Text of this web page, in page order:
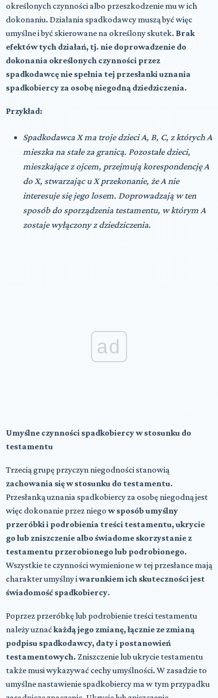
określonych czynności albo przeszkodzenie mu w ich
dokonaniu. Działania spadkodawcy muszą być więc
umyślne i być skierowane na określony skutek. Brak
efektów tych działań, tj. nie doprowadzenie do
dokonania określonych czynności przez
spadkodawcę nie spełnia tej przesłanki uznania
spadkobiercy za osobę niegodną dziedziczenia.
Przykład:
Spadkodawca X ma troje dzieci A, B, C, z których A
mieszka na stałe za granicą. Pozostałe dzieci,
mieszkające z ojcem, przejmują korespondencję A
do X, stwarzając u X przekonanie, że A nie
interesuje się jego losem. Doprowadzają w ten
sposób do sporządzenia testamentu, w którym A
zostaje wyłączony z dziedziczenia.
ad
Umyślne czynności spadkobiercy w stosunku do
testamentu
Trzecią grupę przyczyn niegodności stanowią
zachowania się w stosunku do testamentu.
Przesłanką uznania spadkobiercy za osobę niegodną jest
więc dokonanie przez niego w sposób umyślny
przeróbki i podrobienia treści testamentu, ukrycie
go lub zniszczenie albo świadome skorzystanie z
testamentu przerobionego lub podrobionego.
Wszystkie te czynności wymienione w tej przesłance mają
charakter umyślny i warunkiem ich skuteczności jest
świadomość spadkobiercy.
Poprzez przeróbkę lub podrobienie treści testamentu
należy uznaćkażdą jego zmianę, łącznie ze zmianą
podpisu spadkodawcy, daty i postanowień
testamentowych. Zniszczenie lub ukrycie testamentu
także musi wykazywać cechy umyślności. W zasadzie to
umyślne nastawienie spadkobiercy ma w tym przypadku